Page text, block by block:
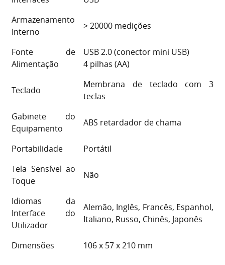
Armazenamento
Interno
> 20000 medições
Fonte de
Alimentação
USB 2.0 (conector mini USB)
4 pilhas (AA)
Teclado
Membrana de teclado com 3
teclas
Gabinete do
Equipamento
ABS retardador de chama
Portabilidade
Portátil
Tela Sensível ao
Toque
Não
Idiomas da
Interface do
Utilizador
Alemão, Inglês, Francês, Espanhol,
Italiano, Russo, Chinês, Japonês
Dimensões 106 x 57 x 210 mm